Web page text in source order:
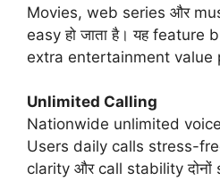
Movies, web series और
easy हो जाता है। यह feature
extra entertainment value
Unlimited Calling
Nationwide unlimited
Users daily calls stress-
clarity और call stability दोनों